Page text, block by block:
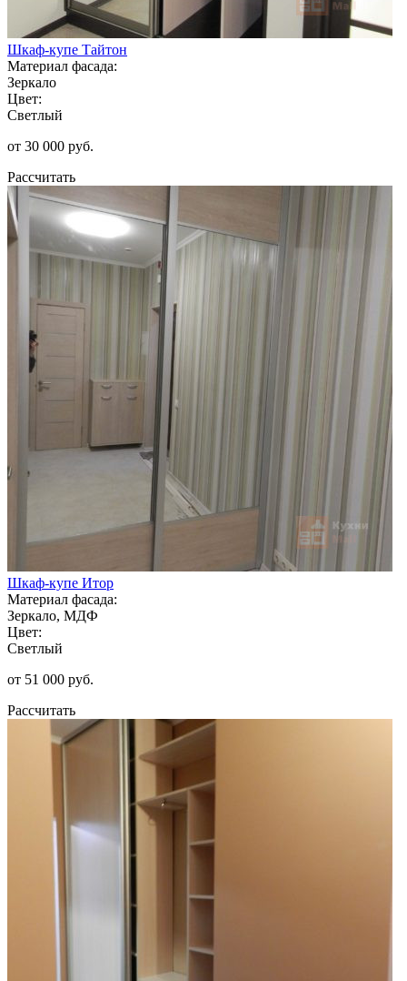
Шкаф-купе Тайтон
Материал фасада:
Зеркало
Цвет:
Светлый
от 30 000 руб.
Рассчитать
Шкаф-купе Итор
Материал фасада:
Зеркало, МДФ
Цвет:
Светлый
от 51 000 руб.
Рассчитать